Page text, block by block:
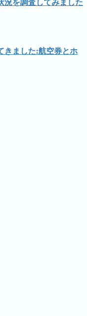
況を調査してみました
きました:航空券とホ